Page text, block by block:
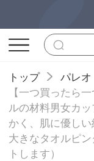
トップ
パレオ
【一つ買ったら
ルの材料男女カ
かく、肌に優し
大きなタオルピ
トします）